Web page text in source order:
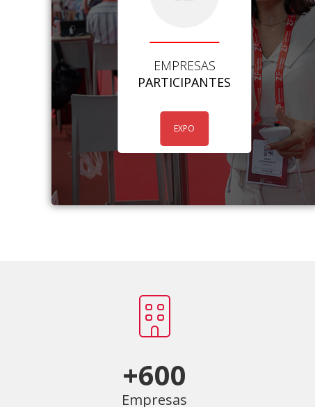
EMPRESAS
PARTICIPANTES
EXPO
+600
Empresas